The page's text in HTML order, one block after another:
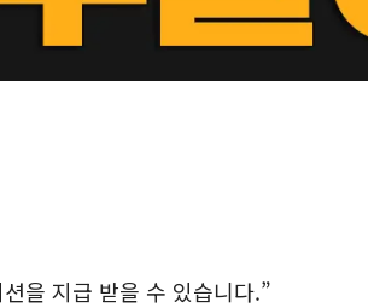
을 지급 받을 수 있습니다.”